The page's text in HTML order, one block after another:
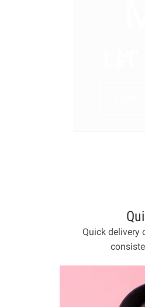
Quick delivery